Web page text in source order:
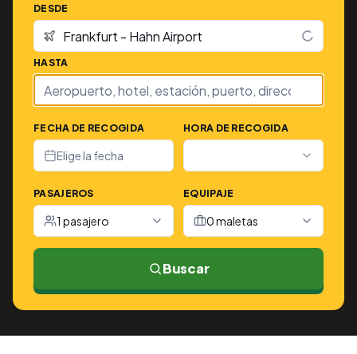
DESDE
HASTA
FECHA DE RECOGIDA
Elige la fecha
HORA DE RECOGIDA
PASAJEROS
1 pasajero
EQUIPAJE
0 maletas
Buscar